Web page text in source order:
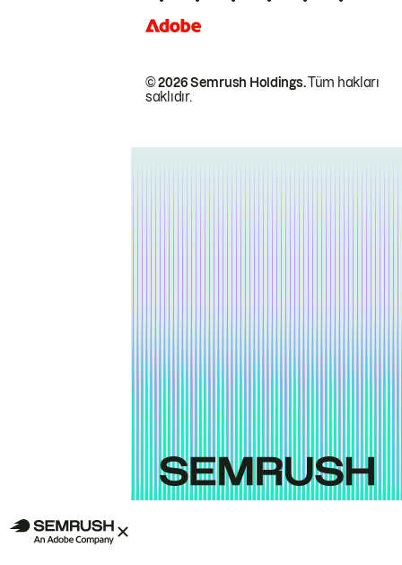
© 2026 Semrush Holdings.Tüm hakları
saklıdır.